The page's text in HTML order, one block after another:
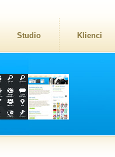
Studio Klienci